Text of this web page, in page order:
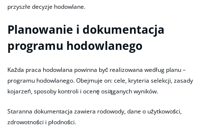
przyszłe decyzje hodowlane.
Planowanie i dokumentacja
programu hodowlanego
Każda praca hodowlana powinna być realizowana według planu –
programu hodowlanego. Obejmuje on: cele, kryteria selekcji, zasady
kojarzeń, sposoby kontroli i ocenę osiąganych wyników.
Staranna dokumentacja zawiera rodowody, dane o użytkowości,
zdrowotności i płodności.